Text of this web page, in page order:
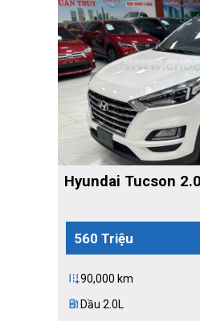
Hyundai Tucson
560 Triệu
add_road90,000 km
ev_station Dầu 2.0L